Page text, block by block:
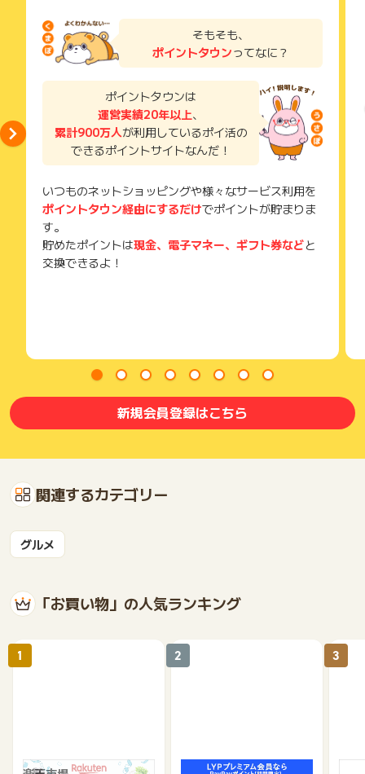
了などのメールは、ポイント獲得するまで必ず保管してくださ
獲得待ち・獲得失敗の状態でお問い合わせされる際に、該当の
メールを送っていただく場合がございます。
そのため、紛失・破棄された場合は対応いたしかねますので、
ご注意ください。
(※) SafariやChromeなどwebサイトを表示するアプリのこと
そもそも、
ポイントタウンってなに？
ポイントタウンは
運営実績20年以上、
累計900万人が利用しているポイ活の
できるポイントサイトなんだ！
いつものネットショッピングや様々なサービス利用を
ポイントタウン経由にするだけでポイントが貯まりま
す。
貯めたポイントは現金、電子マネー、ギフト券などと
交換できるよ！
新規会員登録はこちら
関連するカテゴリー
グルメ
「お買い物」の人気ランキング
1 2 3